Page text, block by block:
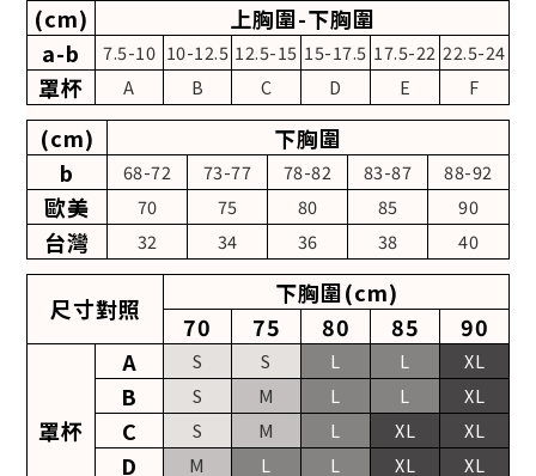
(cm)
上胸圍-下胸圍
a-b
7.5-10 10-12.5 12.5-15 15-17.5 17.5-22 22.5-24
罩杯 A B C D E F
(cm)
下胸圍
b
68-72 73-77 78-82 83-87 88-92
歐美 70 75 80 85 90
台灣 32 34 36 38 40
尺寸對照
下胸圍(cm)
70
75 80 85 90
罩杯
A S S L L XL
B S M L L XL
C S M L XL XL
D M L L XL XL